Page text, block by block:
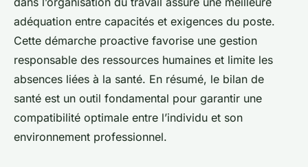
adéquation entre capacités et exigences du poste.
Cette démarche proactive favorise une gestion
responsable des ressources humaines et limite les
absences liées à la santé. En résumé, le bilan de
santé est un outil fondamental pour garantir une
compatibilité optimale entre l’individu et son
environnement professionnel.